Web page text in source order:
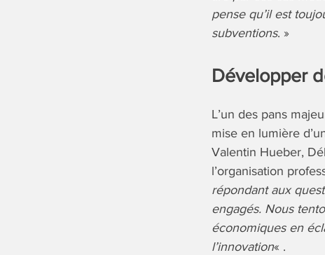
pense qu’il est
subventions. »
Développer
L’un des pans
mise en lumière
Valentin Hueber,
l’organisation
répondant aux
engagés. Nous
économiques en
l’innovation« .